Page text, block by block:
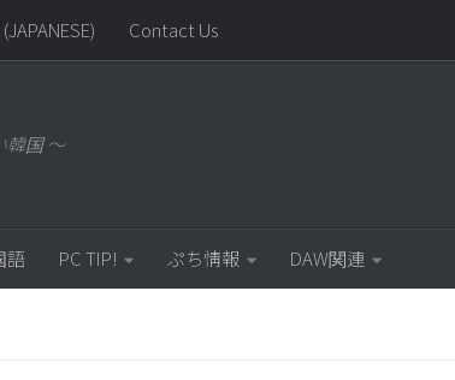
Contact Us
韓国 ～
語 PC TIP! ぷち情報 DAW関連